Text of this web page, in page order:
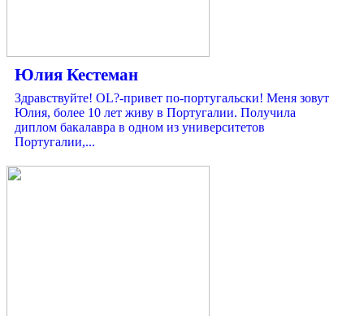
Юлия Кестеман
Здравствуйте! OL?-привет по-португальски! Меня зовут
Юлия, более 10 лет живу в Португалии. Получила
диплом бакалавра в одном из университетов
Португалии,...